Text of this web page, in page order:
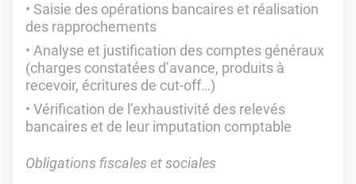
Saisie des opérations bancaires et réalisation
des rapprochements
Analyse et justification des comptes généraux
(charges constatées d’avance, produits à
recevoir, écritures de cut-off…)
Vérification de l’exhaustivité des relevés
bancaires et de leur imputation comptable
Obligations fiscales et sociales